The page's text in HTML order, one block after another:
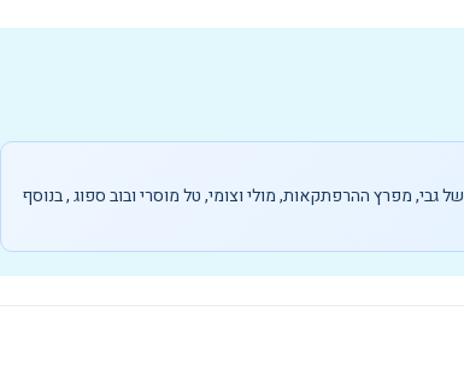
בית הבובות של גבי, מפרץ ההרפתקאות, מולי וצומי, טל מוסרי ובוב ספוג , בנוסף